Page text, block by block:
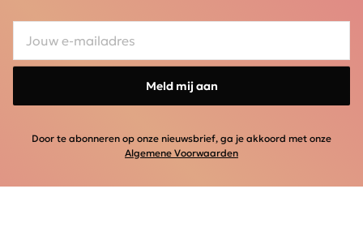
Meld mij aan
Door te abonneren op onze nieuwsbrief, ga je akkoord met onze
Algemene Voorwaarden